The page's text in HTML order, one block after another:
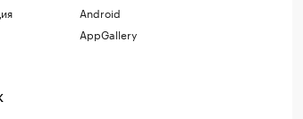
Android
AppGallery